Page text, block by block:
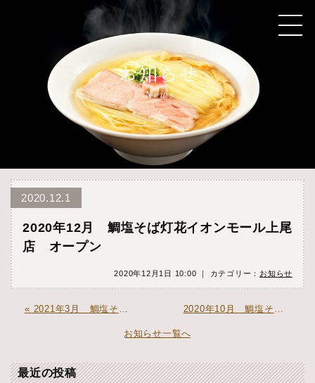
2020.12.1
2020年12月 鯛塩そば灯花イオンモール上尾
店 オープン
2020年12月1日 10:00 ｜ カテゴリー： お知らせ
« 2021年3月 鯛塩そば灯花ルミネ荻窪店 オープン 2020年10月 鯛塩そば 灯花 木更津アウトレット店 オープン »
お知らせ一覧へ
最近の投稿